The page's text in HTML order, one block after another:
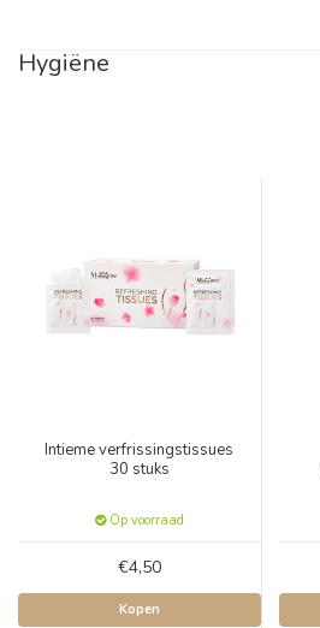
Hygiëne
Intieme verfrissingstissues
30 stuks
Op voorraad
€4,50
Kopen